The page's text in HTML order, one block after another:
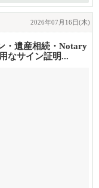
2026年07月16日(木)
・遺産相続・Notary
なサイン証明...